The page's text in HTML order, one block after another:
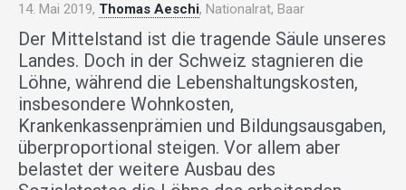
14. Mai 2019, Thomas Aeschi, Nationalrat, Baar
Der Mittelstand ist die tragende Säule unseres
Landes. Doch in der Schweiz stagnieren die
Löhne, während die Lebenshaltungskosten,
insbesondere Wohnkosten,
Krankenkassenprämien und Bildungsausgaben,
überproportional steigen. Vor allem aber
belastet der weitere Ausbau des